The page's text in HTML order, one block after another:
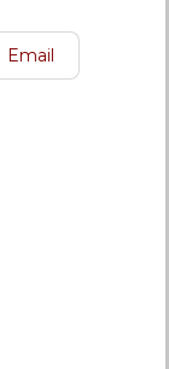
Email